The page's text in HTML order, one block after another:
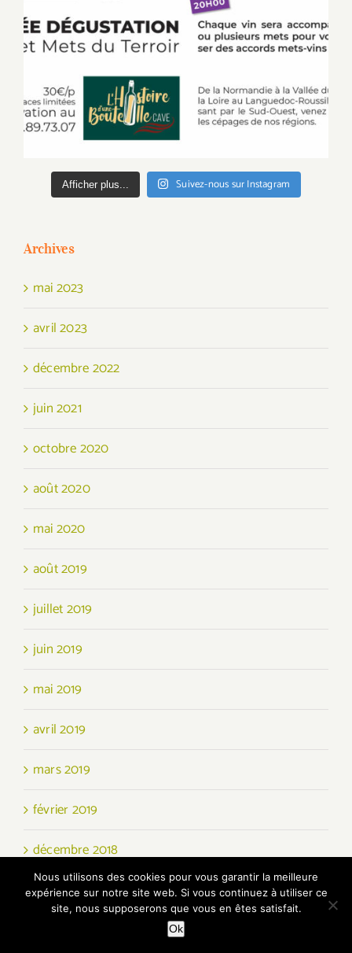
Afficher plus... Suivez-nous sur Instagram
Archives
mai 2023
avril 2023
décembre 2022
juin 2021
octobre 2020
août 2020
mai 2020
août 2019
juillet 2019
juin 2019
mai 2019
avril 2019
mars 2019
février 2019
décembre 2018
novembre 2018
Nous utilisons des cookies pour vous garantir la meilleure
expérience sur notre site web. Si vous continuez à utiliser ce
site, nous supposerons que vous en êtes satisfait.
Ok